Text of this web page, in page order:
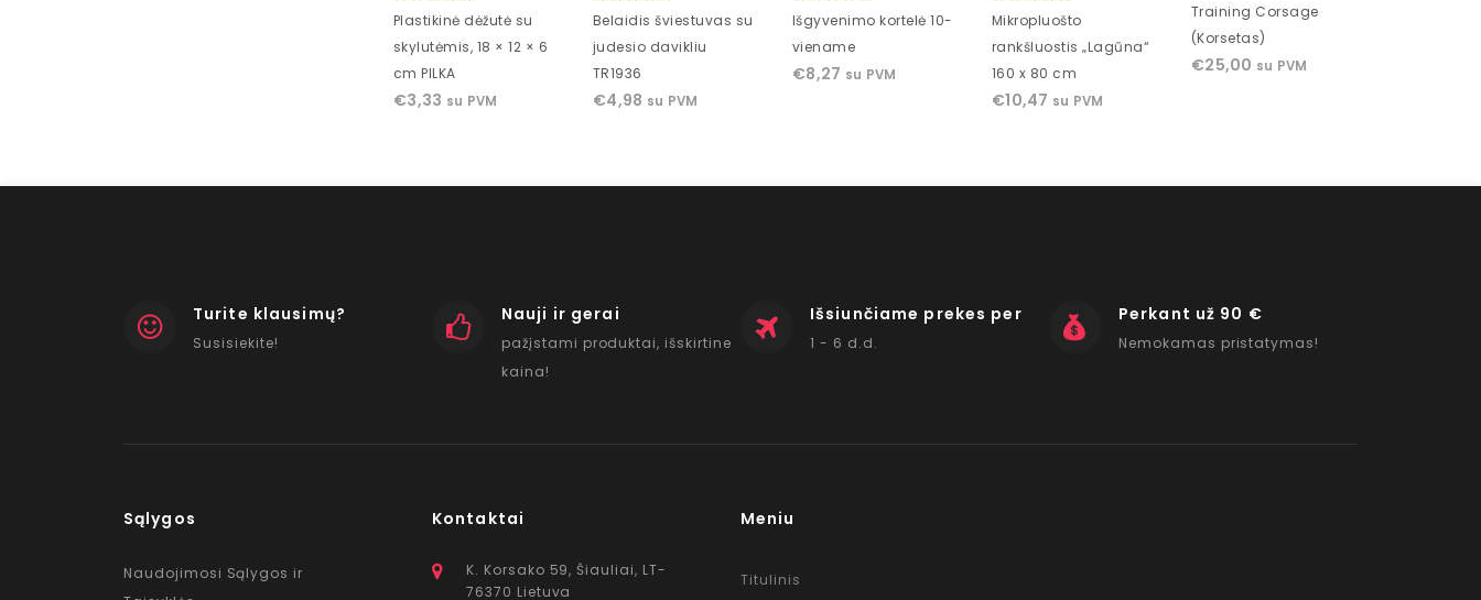
0
of
5
Plastikinė dėžutė su
skylutėmis, 18 × 12 × 6
cm PILKA
€3,33 su PVM
0
of
5
Belaidis šviestuvas su
judesio davikliu
TR1936
€4,98 su PVM
0
of
5
Išgyvenimo kortelė 10-
viename
€8,27 su PVM
0
of
5
Mikropluošto
rankšluostis „Lagūna“
160 x 80 cm
€10,47 su PVM
of
5
Training Corsage
(Korsetas)
€25,00 su PVM
Turite klausimų?
Susisiekite!
Nauji ir gerai
pažįstami produktai, išskirtine
kaina!
Išsiunčiame prekes per
1 - 6 d.d.
Perkant už 90 €
Nemokamas pristatymas!
Sąlygos
Naudojimosi Sąlygos ir
Kontaktai
K. Korsako 59, Šiauliai, LT-
76370 Lietuva
Meniu
Titulinis